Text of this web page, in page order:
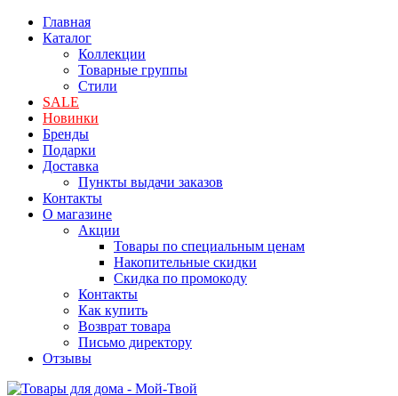
Главная
Каталог
Коллекции
Товарные группы
Стили
SALE
Новинки
Бренды
Подарки
Доставка
Пункты выдачи заказов
Контакты
О магазине
Акции
Товары по специальным ценам
Накопительные скидки
Скидка по промокоду
Контакты
Как купить
Возврат товара
Письмо директору
Отзывы